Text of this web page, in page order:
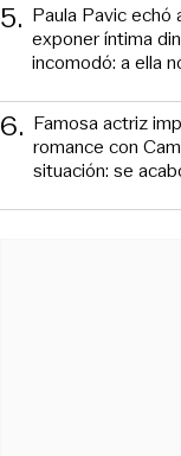
5. Paula Pavic echó
exponer íntima
incomodó: a ella
6. Famosa actriz
romance con
situación: se